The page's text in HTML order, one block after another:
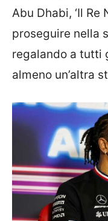
Abu Dhabi, ‘Il Re
proseguire nella
regalando a tutti
almeno un’altra